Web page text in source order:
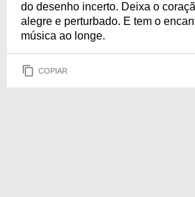
do desenho incerto. Deixa o
alegre e perturbado. E tem o
música ao longe.
COPIAR